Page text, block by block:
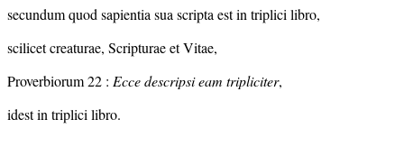
secundum quod sapientia sua scripta est in triplici libro,
scilicet creaturae, Scripturae et Vitae,
Proverbiorum 22 : Ecce descripsi eam tripliciter,
idest in triplici libro.